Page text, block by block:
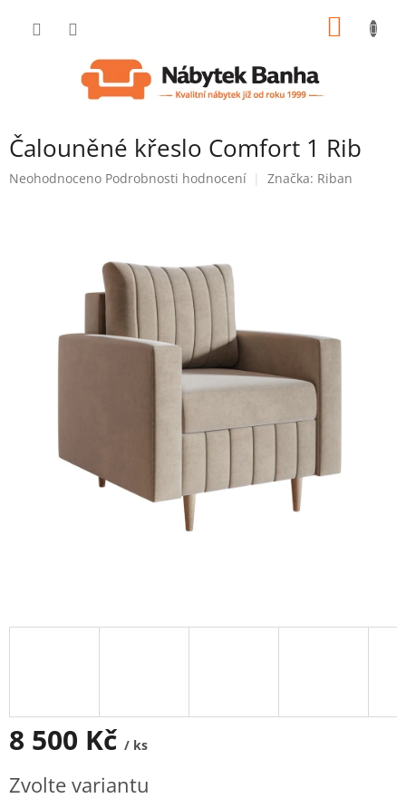
Čalouněné křeslo Comfort 1 Rib
Průměrné
Neohodnoceno Podrobnosti hodnocení Značka: Riban
8 500 Kč / ks
cena:
Zvolte variantu